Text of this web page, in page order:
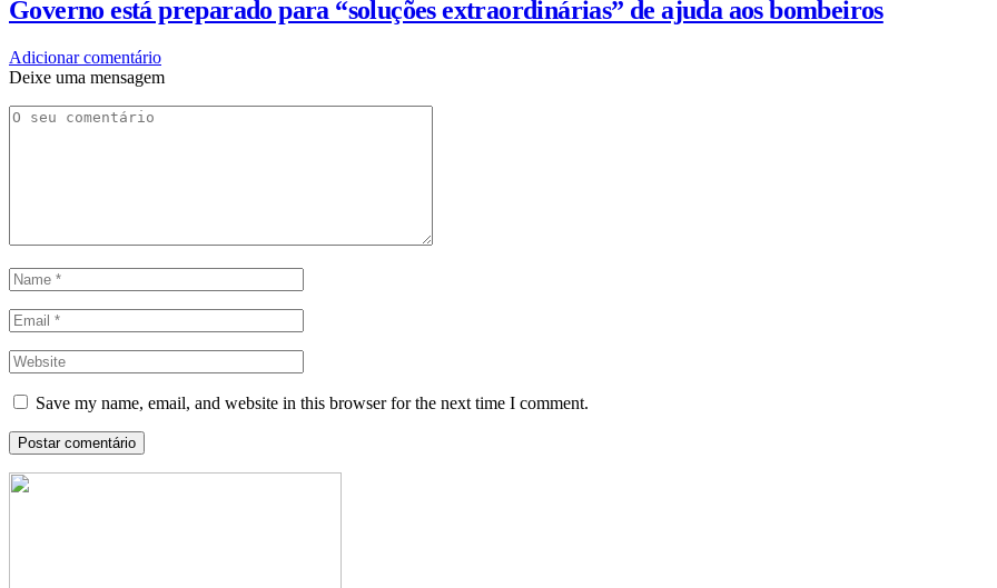
Governo está preparado para “soluções extraordinárias” de ajuda aos bombeiros
Adicionar comentário
Deixe uma mensagem
Save my name, email, and website in this browser for the next time I comment.